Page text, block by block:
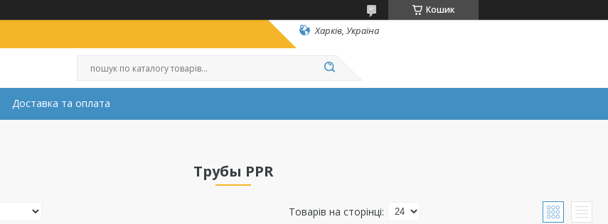
Кошик
Харків, Україна
Доставка та оплата
Трубы PPR